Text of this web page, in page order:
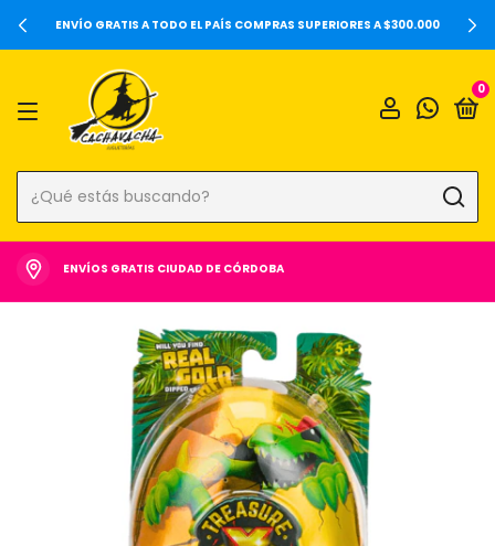
SUPERIORES A $300.000 20%OFF SOBRE PRECIOS DE
0
ENVÍOS GRATIS CIUDAD DE CÓRDOBA